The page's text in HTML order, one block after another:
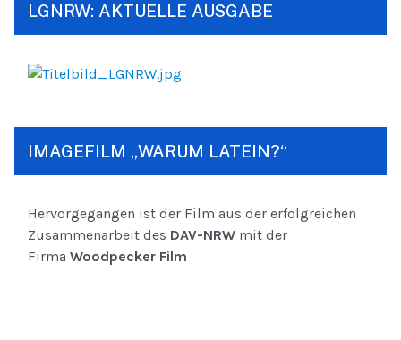
LGNRW: AKTUELLE AUSGABE
IMAGEFILM „WARUM LATEIN?“
Hervorgegangen ist der Film aus der erfolgreichen
Zusammenarbeit des DAV-NRW mit der
Firma Woodpecker Film